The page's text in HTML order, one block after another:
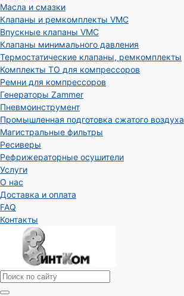
Масла и смазки
Клапаны и ремкомплекты VMC
Впускные клапаны VMC
Клапаны минимального давления
Термостатические клапаны, ремкомплекты
Комплекты ТО для компрессоров
Ремни для компрессоров
Генераторы Zammer
Пневмоинструмент
Промышленная подготовка сжатого воздуха
Магистральные фильтры
Ресиверы
Рефрижераторные осушители
Услуги
О нас
Доставка и оплата
FAQ
Контакты